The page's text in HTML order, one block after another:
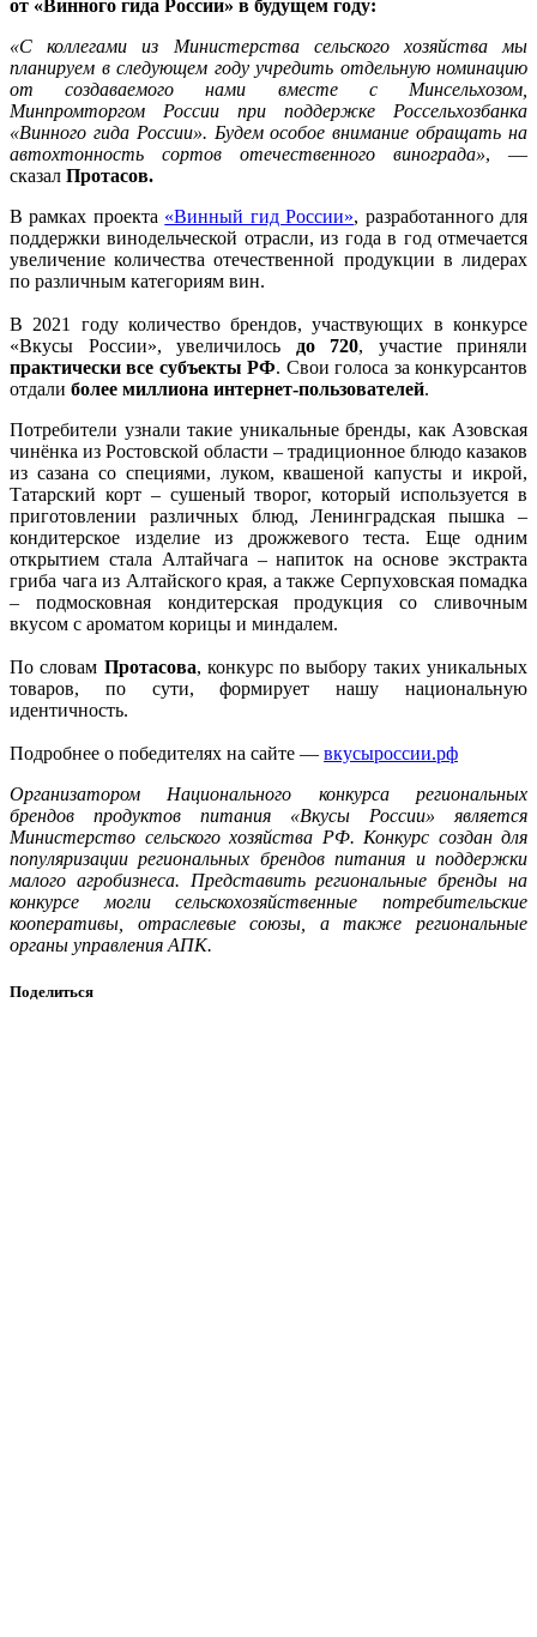
от «Винного гида России» в будущем году:
«С коллегами из Министерства сельского хозяйства мы
планируем в следующем году учредить отдельную номинацию
от создаваемого нами вместе с Минсельхозом,
Минпромторгом России при поддержке Россельхозбанка
«Винного гида России». Будем особое внимание обращать на
автохтонность сортов отечественного винограда», —
сказал Протасов.
В рамках проекта «Винный гид России», разработанного для
поддержки винодельческой отрасли, из года в год отмечается
увеличение количества отечественной продукции в лидерах
по различным категориям вин.
В 2021 году количество брендов, участвующих в конкурсе
«Вкусы России», увеличилось до 720, участие приняли
практически все субъекты РФ. Свои голоса за конкурсантов
отдали более миллиона интернет-пользователей.
Потребители узнали такие уникальные бренды, как Азовская
чинёнка из Ростовской области – традиционное блюдо казаков
из сазана со специями, луком, квашеной капусты и икрой,
Татарский корт – сушеный творог, который используется в
приготовлении различных блюд, Ленинградская пышка –
кондитерское изделие из дрожжевого теста. Еще одним
открытием стала Алтайчага – напиток на основе экстракта
гриба чага из Алтайского края, а также Серпуховская помадка
– подмосковная кондитерская продукция со сливочным
вкусом с ароматом корицы и миндалем.
По словам Протасова, конкурс по выбору таких уникальных
товаров, по сути, формирует нашу национальную
идентичность.
Подробнее о победителях на сайте — вкусыроссии.рф
Организатором Национального конкурса региональных
брендов продуктов питания «Вкусы России» является
Министерство сельского хозяйства РФ. Конкурс создан для
популяризации региональных брендов питания и поддержки
малого агробизнеса. Представить региональные бренды на
конкурсе могли сельскохозяйственные потребительские
кооперативы, отраслевые союзы, а также региональные
органы управления АПК.
Поделиться